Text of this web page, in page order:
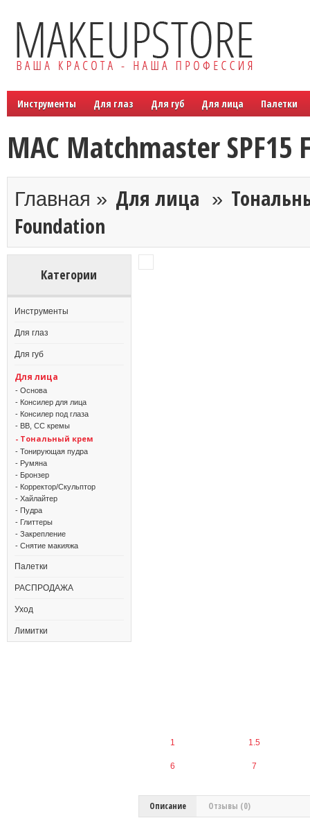
Инструменты Для глаз Для губ Для лица Палетки
MAC Matchmaster SPF15
Главная » Для лица »
Foundation
Категории
Инструменты
Для глаз
Для губ
Для лица
- Основа
- Консилер для лица
- Консилер под глаза
- BB, CC кремы
- Тональный крем
- Тонирующая пудра
- Румяна
- Бронзер
- Корректор/Скульптор
- Хайлайтер
- Пудра
- Глиттеры
- Закрепление
- Снятие макияжа
Палетки
РАСПРОДАЖА
Уход
Лимитки
1 1.5
6 7
Описание Отзывы (0)